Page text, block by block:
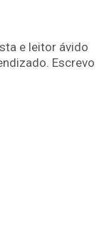
e leitor ávido
Escrevo